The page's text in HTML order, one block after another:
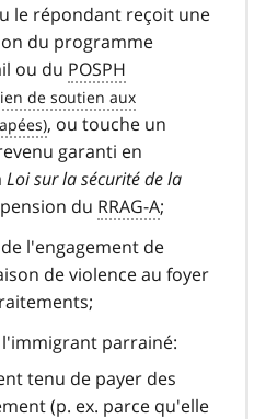
le répondant reçoit une
du programme
ou du POSPH
, ou touche un
garanti en
Loi sur la sécurité de la
du RRAG-A;
l'engagement de
de violence au foyer
parrainé:
tenu de payer des
(p. ex. parce qu'elle